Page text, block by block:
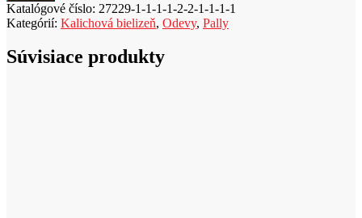
Katalógové číslo: 27229-1-1-1-1-2-2-1-1-1-1
Kategórií: Kalichová bielizeň, Odevy, Pally
Súvisiace produkty